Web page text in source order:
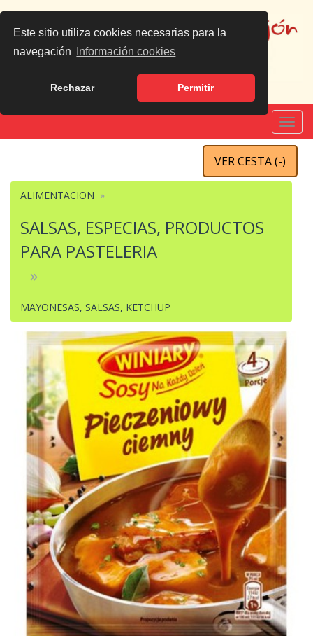
Este sitio utiliza cookies necesarias para la
navegación
Información cookies
Rechazar Permitir
|English
VER CESTA (-)
ALIMENTACION
SALSAS, ESPECIAS, PRODUCTOS
PARA PASTELERIA
MAYONESAS, SALSAS, KETCHUP